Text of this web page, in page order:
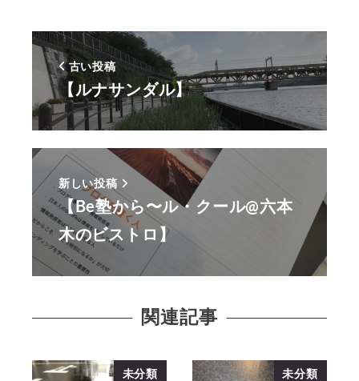
古い投稿
【ルナサンダル】
新しい投稿
【Be塾から〜ル・クール@六本
木のビストロ】
関連記事
未分類 未分類